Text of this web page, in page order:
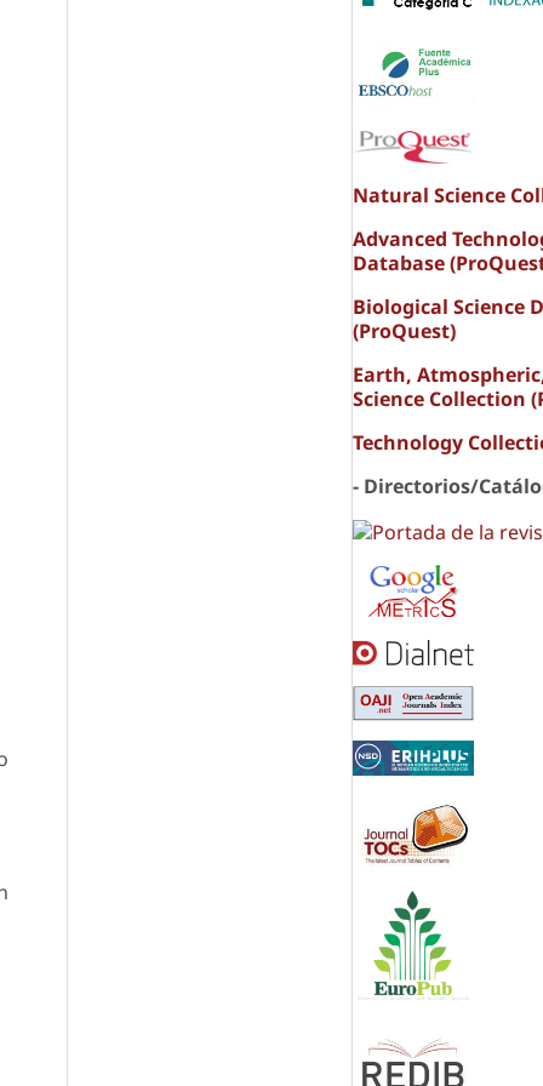
Natural Science
Advanced
Database
Biological Science
(ProQuest)
Earth,
Science Collection
Technology
- Directorios/